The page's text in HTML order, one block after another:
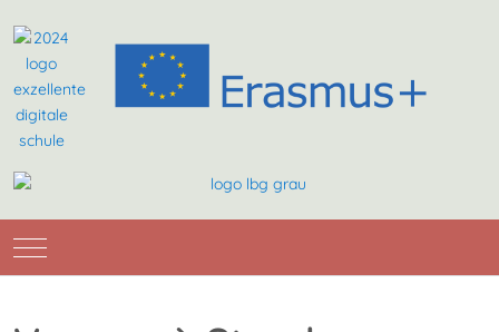
Mobile Menu Toggle